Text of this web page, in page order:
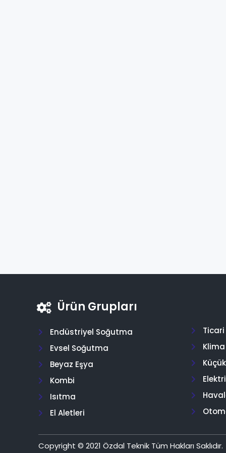
Ürün Grupları
Endüstriyel Soğutma
Evsel Soğutma
Beyaz Eşya
Kombi
Isıtma
El Aletleri
Klima
Copyright © 2021 Özdal Teknik Tüm Hakları Saklıdır.